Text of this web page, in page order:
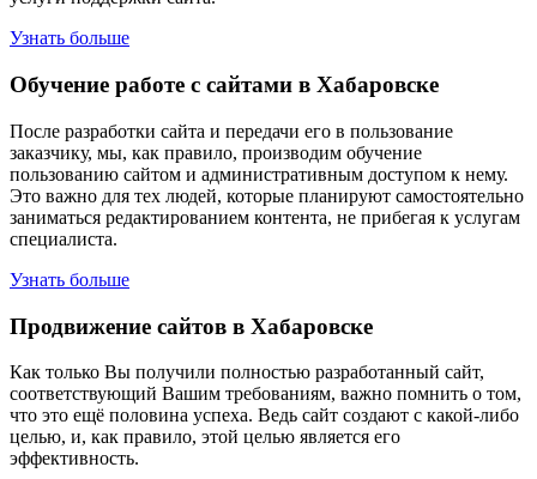
Узнать больше
Обучение работе с сайтами в Хабаровске
После разработки сайта и передачи его в пользование
заказчику, мы, как правило, производим обучение
пользованию сайтом и административным доступом к нему.
Это важно для тех людей, которые планируют самостоятельно
заниматься редактированием контента, не прибегая к услугам
специалиста.
Узнать больше
Продвижение сайтов в Хабаровске
Как только Вы получили полностью разработанный сайт,
соответствующий Вашим требованиям, важно помнить о том,
что это ещё половина успеха. Ведь сайт создают с какой-либо
целью, и, как правило, этой целью является его
эффективность.